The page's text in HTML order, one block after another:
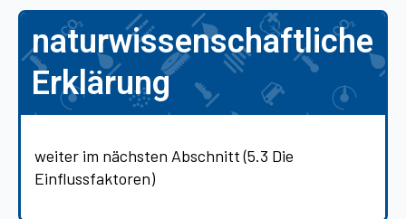
naturwissenschaftliche
Erklärung
weiter im nächsten Abschnitt (5.3 Die
Einflussfaktoren)